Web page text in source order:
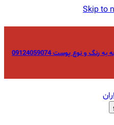
Skip to
و نوع پوست 09124059074